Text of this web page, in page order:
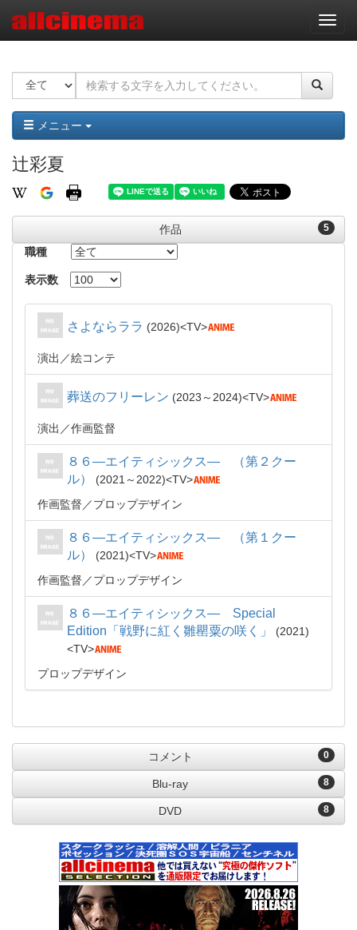
ナ
ビ
ー
ョ
ン
メニュー
辻彩夏
5
作品
職種
表示数
さよならララ 2026 TV
演出 絵コンテ
葬送のフリーレン 2023～2024 TV
演出 作画監督
８６―エイティシックス― （第２クー
ル）
2021～2022
TV
作画監督
プロップデザイン
８６―エイティシックス― （第１クー
ル）
2021
TV
作画監督
プロップデザイン
８６―エイティシックス― Special
Edition「戦野に紅く雛罌粟の咲く」
2021
TV
プロップデザイン
0
コメント
8
Blu-ray
8
DVD